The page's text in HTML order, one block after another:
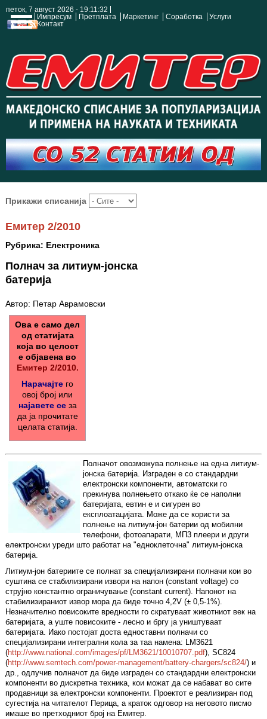
петок, 7 август 2026 - 19:11:33
Импресум
Претплата Маркетинг Соработка
Услуги
Контакт
Прикажи списанија
Емитер 2/2010
Рубрика: Електроника
Полнач за литиум-јонска
батерија
Автор: Петар Аврамовски
Ова е само дел
од статијата
која во целост
е објавена во
Емитер 2/2010.
Нарачајте го
овој број или
најавете сеза
да ја прочитате
целата статија.
Полначот овозможува полнење на една литиум-
јонска батерија. Изграден е со стандардни
електронски компоненти, автоматски го
прекинува полнењето откако ќе се наполни
батеријата, евтин е и сигурен во
експлоатацијата. Може да се користи за
полнење на литиум-јон батерии од мобилни
телефони, фотоапарати, МП3 плеери и други
електронски уреди што работат на "едноклеточна" литиум-јонска
батерија.
Литиум-јон батериите се полнат за специјализирани полначи кои во
суштина се стабилизирани извори на напон (constant voltage) со
струјно константно ограничување (constant current). Напонот на
стабилизираниот извор мора да биде точно 4,2V (± 0,5-1%).
Незначително повисоките вредности го скратуваат животниот век на
батеријата, а уште повисоките - лесно и бргу ја уништуваат
батеријата. Иако постојат доста едноставни полначи со
специјализирани интегрални кола за таа намена: LM3621
(http://www.national.com/images/pf/LM3621/10010707.pdf), SC824
(http://www.semtech.com/power-management/battery-chargers/sc824/) и
др., одлучив полначот да биде изграден со стандардни електронски
компоненти во дискретна техника, кои можат да се набават во сите
продавници за електронски компоненти. Проектот е реализиран под
сугестија на читателот Перица, а краток одговор на неговото писмо
имаше во претходниот број на Емитер.